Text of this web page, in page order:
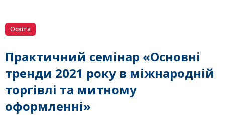
Освіта
Практичний семінар «Основні
тренди 2021 року в міжнародній
торгівлі та митному
оформленні»